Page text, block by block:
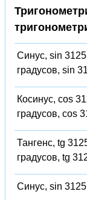
Синус, sin 3125
градусов, sin
Косинус, cos
градусов, cos
Тангенс, tg
градусов, tg
Синус, sin